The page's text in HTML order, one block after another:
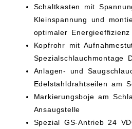
Schaltkasten mit
Kleinspannung und
optimaler Energieeffizienz
Kopfrohr mit
Spezialschlauchmontage
Anlagen- und
Edelstahldrahtseilen am
Markierungsboje am
Ansaugstelle
Spezial GS-Antrieb 24